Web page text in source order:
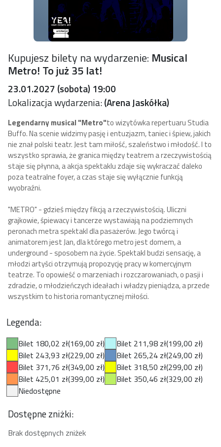
Kupujesz bilety na wydarzenie: Musical
Metro! To już 35 lat!
23.01.2027 (sobota) 19:00
Lokalizacja wydarzenia:(Arena Jaskółka)
Legendarny musical "Metro"to wizytówka repertuaru Studia
Buffo. Na scenie widzimy pasję i entuzjazm, taniec i śpiew, jakich
nie znał polski teatr. Jest tam miłość, szaleństwo i młodość. I to
wszystko sprawia, że granica między teatrem a rzeczywistością
staje się płynna, a akcja spektaklu zdaje się wykraczać daleko
poza teatralne foyer, a czas staje się wyłącznie funkcją
wyobraźni.
"METRO" - gdzieś między fikcją a rzeczywistością. Uliczni
grajkowie, śpiewacy i tancerze wystawiają na podziemnych
peronach metra spektakl dla pasażerów. Jego twórcą i
animatorem jest Jan, dla którego metro jest domem, a
underground - sposobem na życie. Spektakl budzi sensację, a
młodzi artyści otrzymują propozycję pracy w komercyjnym
teatrze. To opowieść o marzeniach i rozczarowaniach, o pasji i
zdradzie, o młodzieńczych ideałach i władzy pieniądza, a przede
wszystkim to historia romantycznej miłości.
Legenda:
Bilet 180,02 zł(169,00 zł) Bilet 211,98 zł(199,00 zł)
Bilet 243,93 zł(229,00 zł) Bilet 265,24 zł(249,00 zł)
Bilet 371,76 zł(349,00 zł) Bilet 318,50 zł(299,00 zł)
Bilet 425,01 zł(399,00 zł) Bilet 350,46 zł(329,00 zł)
Niedostępne
Dostępne zniżki:
Brak dostępnych zniżek